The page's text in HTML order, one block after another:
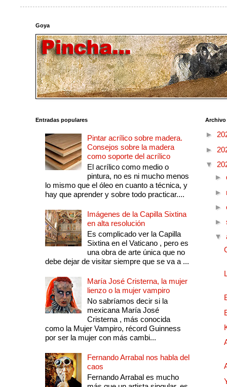
Goya
Entradas populares
Pintar acrílico sobre madera.
Consejos sobre la madera
como soporte del acrílico
El acrílico como medio o
pintura, no es ni mucho menos
lo mismo que el óleo en cuanto a técnica, y
hay que aprender y sobre todo practicar....
Imágenes de la Capilla Sixtina
en alta resolución
Es complicado ver la Capilla
Sixtina en el Vaticano , pero es
una obra de arte única que no
debe dejar de visitar siempre que se va a ...
María José Cristerna, la mujer
lienzo o la mujer vampiro
No sabríamos decir si la
mexicana María José
Cristerna , más conocida
como la Mujer Vampiro, récord Guinness
por ser la mujer con más cambi...
Fernando Arrabal nos habla del
caos
Fernando Arrabal es mucho
►
►
▼
►
►
►
►
▼